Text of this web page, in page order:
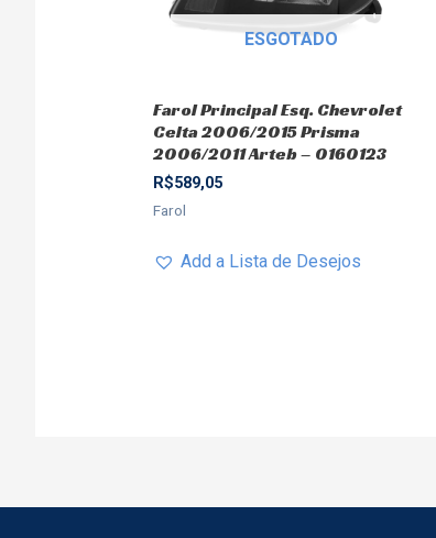
ESGOTADO
Farol Principal Esq. Chevrolet
Celta 2006/2015 Prisma
2006/2011 Arteb – 0160123
R$589,05
Farol
Add a Lista de Desejos